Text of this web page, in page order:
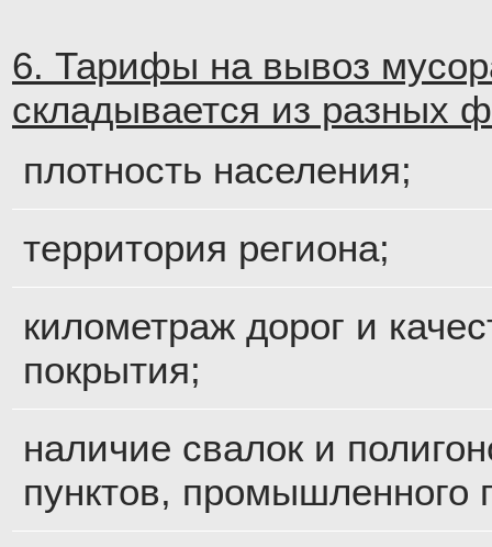
6. Тарифы на вывоз
складывается из разных
плотность населения;
территория региона;
километраж дорог и
покрытия;
наличие свалок и
пунктов, промышленного